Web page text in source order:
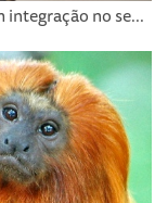
no se...